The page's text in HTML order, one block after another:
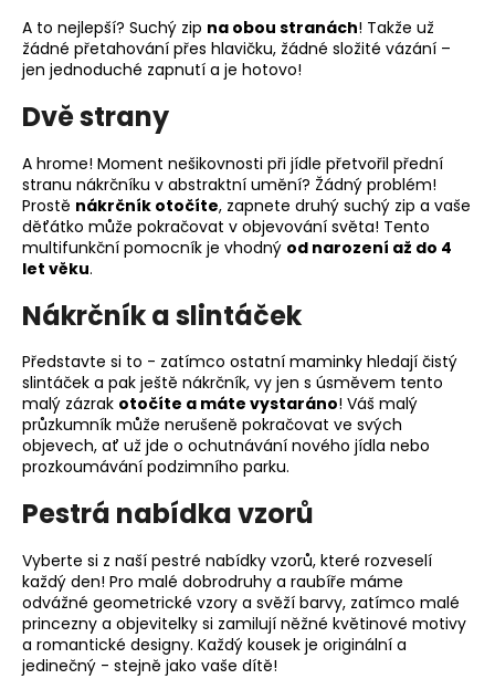
A to nejlepší? Suchý zip na obou stranách! Takže už
žádné přetahování přes hlavičku, žádné složité vázání –
jen jednoduché zapnutí a je hotovo!
Dvě strany
A hrome! Moment nešikovnosti při jídle přetvořil přední
stranu nákrčníku v abstraktní umění? Žádný problém!
Prostě nákrčník otočíte, zapnete druhý suchý zip a vaše
děťátko může pokračovat v objevování světa! Tento
multifunkční pomocník je vhodný od narození až do 4
let věku.
Nákrčník a slintáček
Představte si to - zatímco ostatní maminky hledají čistý
slintáček a pak ještě nákrčník, vy jen s úsměvem tento
malý zázrak otočíte a máte vystaráno! Váš malý
průzkumník může nerušeně pokračovat ve svých
objevech, ať už jde o ochutnávání nového jídla nebo
prozkoumávání podzimního parku.
Pestrá nabídka vzorů
Vyberte si z naší pestré nabídky vzorů, které rozveselí
každý den! Pro malé dobrodruhy a raubíře máme
odvážné geometrické vzory a svěží barvy, zatímco malé
princezny a objevitelky si zamilují něžné květinové motivy
a romantické designy. Každý kousek je originální a
jedinečný - stejně jako vaše dítě!